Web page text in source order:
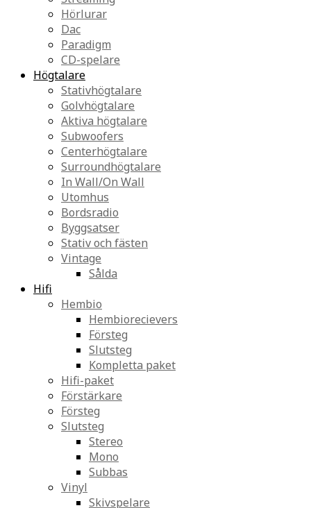
Hörlurar
Dac
Paradigm
CD-spelare
Högtalare
Stativhögtalare
Golvhögtalare
Aktiva högtalare
Subwoofers
Centerhögtalare
Surroundhögtalare
In Wall/On Wall
Utomhus
Bordsradio
Byggsatser
Stativ och fästen
Vintage
Sålda
Hifi
Hembio
Hembiorecievers
Försteg
Slutsteg
Kompletta paket
Hifi-paket
Förstärkare
Försteg
Slutsteg
Stereo
Mono
Subbas
Vinyl
Skivspelare